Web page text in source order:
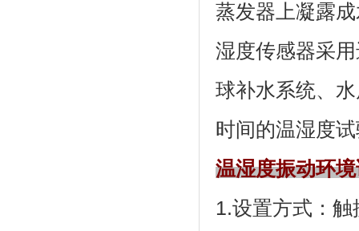
蒸发器上凝露成
湿度传感器采用
球补水系统
时间的温湿度试
温湿度振动环
1.设置方式：触